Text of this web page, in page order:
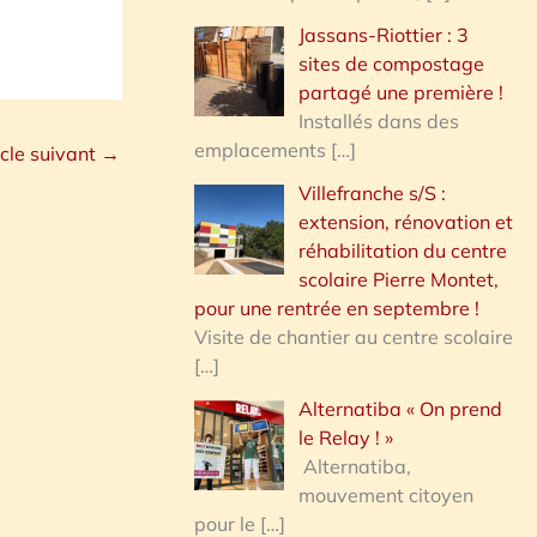
suivant →
Jassans-Riottier : 3
sites de compostage
partagé une première !
Installés dans des
emplacements […]
Villefranche s/S :
extension, rénovation et
réhabilitation du centre
scolaire Pierre Montet,
pour une rentrée en septembre !
Visite de chantier au centre scolaire
[…]
Alternatiba « On prend
le Relay ! »
Alternatiba,
mouvement citoyen
pour le […]